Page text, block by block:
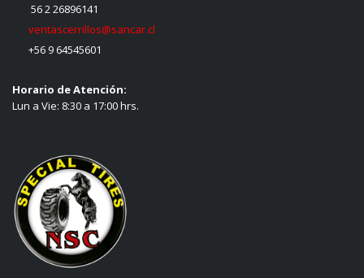
56 2 26896141
ventascerrillos@sancar.cl
+56 9 64545601
Horario de Atención:
Lun a Vie: 8:30 a 17:00 hrs.